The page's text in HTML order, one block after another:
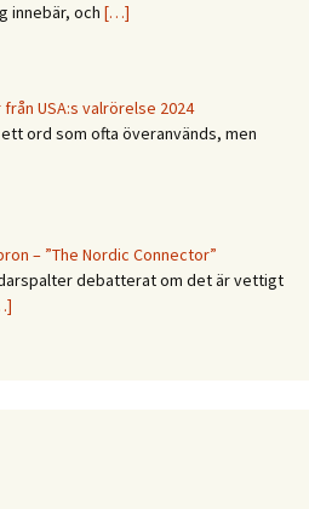
innebär, och […]
USA:s valrörelse 2024
ord som ofta överanvänds, men
– ”The Nordic Connector”
debatterat om det är vettigt